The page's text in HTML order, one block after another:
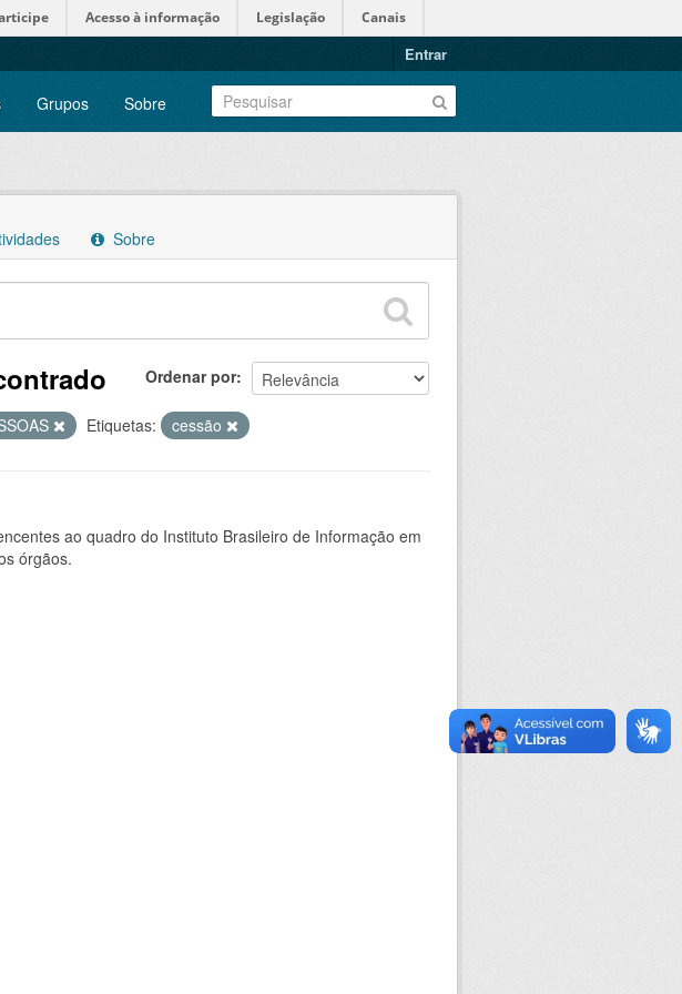
Acesso à informação Legislação Canais
Entrar
Grupos Sobre
Sobre
Ordenar por
Etiquetas: cessão
ao quadro do Instituto Brasileiro de Informação em
órgãos.